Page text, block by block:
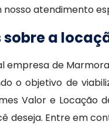
atendimento
sobre a
empresa de
o objetivo de
Valor e Locação
deseja. Entre em